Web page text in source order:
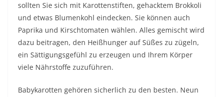
sollten Sie sich mit Karottenstiften, gehacktem Brokkoli
und etwas Blumenkohl eindecken. Sie können auch
Paprika und Kirschtomaten wählen. Alles gemischt wird
dazu beitragen, den Heißhunger auf Süßes zu zügeln,
ein Sättigungsgefühl zu erzeugen und Ihrem Körper
viele Nährstoffe zuzuführen.
Babykarotten gehören sicherlich zu den besten. Neun